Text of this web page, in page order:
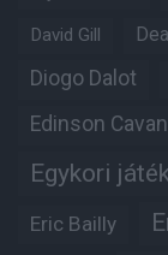
David Gill
Diogo Dalot
Edinson
Egykori
Eric Bailly